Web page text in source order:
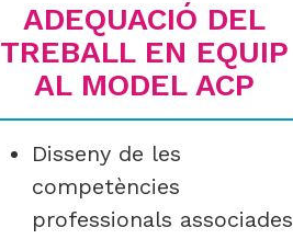
ADEQUACIÓ DEL
TREBALL EN EQUIP
AL MODEL ACP
Disseny de les
competències
professionals associades